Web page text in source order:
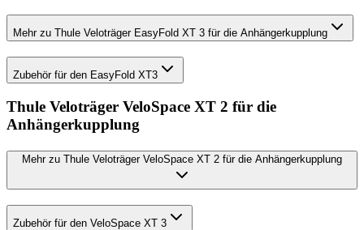
Mehr zu Thule Veloträger EasyFold XT 3 für die Anhängerkupplung
Zubehör für den EasyFold XT3
Thule Veloträger VeloSpace XT 2 für die
Anhängerkupplung
Mehr zu Thule Veloträger VeloSpace XT 2 für die Anhängerkupplung
Zubehör für den VeloSpace XT 3